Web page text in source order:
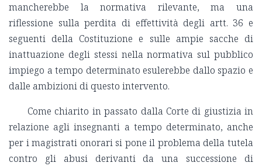
mancherebbe la normativa rilevante, ma una
riflessione sulla perdita di effettività degli artt. 36 e
seguenti della Costituzione e sulle ampie sacche di
inattuazione degli stessi nella normativa sul pubblico
impiego a tempo determinato esulerebbe dallo spazio e
dalle ambizioni di questo intervento.
Come chiarito in passato dalla Corte di giustizia in
relazione agli insegnanti a tempo determinato, anche
per i magistrati onorari si pone il problema della tutela
contro gli abusi derivanti da una successione di